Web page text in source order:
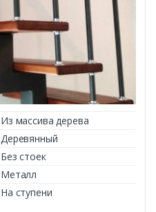
Из массива дерева
Деревянный
Без стоек
Металл
На ступени